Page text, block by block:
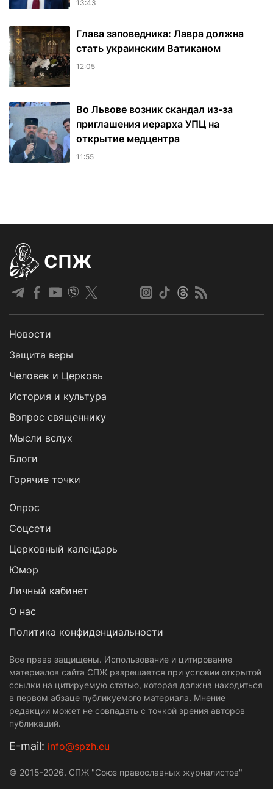
13:43
Глава заповедника: Лавра должна
стать украинским Ватиканом
12:05
Во Львове возник скандал из-за
приглашения иерарха УПЦ на
открытие медцентра
11:55
СПЖ
Новости
Защита веры
Человек и Церковь
История и культура
Вопрос священнику
Мысли вслух
Блоги
Горячие точки
Опрос
Cоцсети
Церковный календарь
Юмор
Личный кабинет
О нас
Политика конфиденциальности
Все права защищены. Использование и цитирование
материалов сайта СПЖ разрешается при условии открытой
ссылки на цитируемую статью, которая должна находиться
в первом абзаце публикуемого материала. Мнение
редакции может не совпадать с точкой зрения авторов
публикаций.
Е-mail: info@spzh.eu
© 2015-2026. СПЖ "Союз православных журналистов"